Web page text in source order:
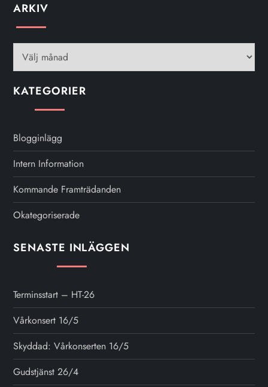
ARKIVArkiv
KATEGORIER
Blogginlägg
Intern Information
Kommande Framträdanden
Okategoriserade
SENASTE INLÄGGEN
Terminsstart – HT-26
Vårkonsert 16/5
Skyddad: Vårkonserten 16/5
Gudstjänst 26/4